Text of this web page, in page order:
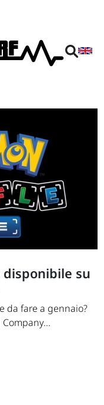
su
da fare a gennaio?